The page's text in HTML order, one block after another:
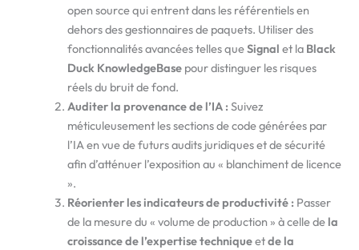
open source qui entrent dans les référentiels en
dehors des gestionnaires de paquets. Utiliser des
fonctionnalités avancées telles queSignal et la Black
Duck KnowledgeBasepour distinguer les risques
réels du bruit de fond.
Auditer la provenance de l’IA :Suivez
méticuleusement les sections de code générées par
l’IA en vue de futurs audits juridiques et de sécurité
afin d’atténuer l’exposition au « blanchiment de licence
».
Réorienter les indicateurs de productivité :Passer
de la mesure du « volume de production » à celle de la
croissance de l’expertise techniqueetde la